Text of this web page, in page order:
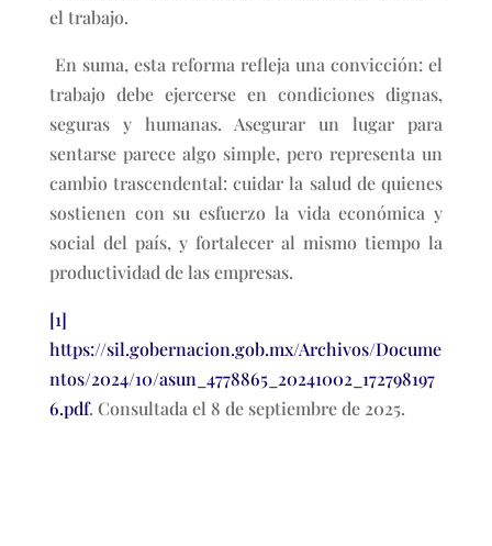
el trabajo.
En suma, esta reforma refleja una convicción: el
trabajo debe ejercerse en condiciones dignas,
seguras y humanas. Asegurar un lugar para
sentarse parece algo simple, pero representa un
cambio trascendental: cuidar la salud de quienes
sostienen con su esfuerzo la vida económica y
social del país, y fortalecer al mismo tiempo la
productividad de las empresas.
[1]
https://sil.gobernacion.gob.mx/Archivos/Docume
ntos/2024/10/asun_4778865_20241002_172798197
6.pdf. Consultada el 8 de septiembre de 2025.